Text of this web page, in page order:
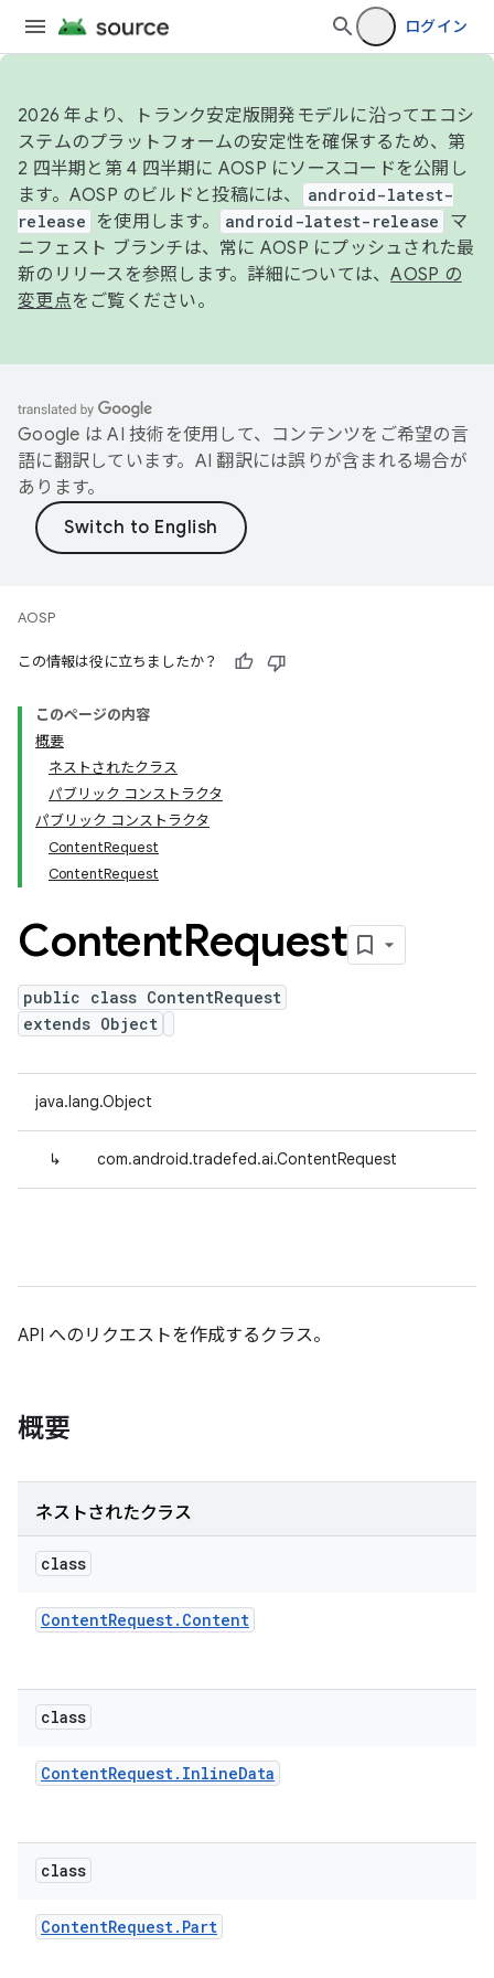
ログイン
2026 年より、トランク安定版開発モデルに沿ってエコシ
ステムのプラットフォームの安定性を確保するため、第
2 四半期と第 4 四半期に AOSP にソースコードを公開し
ます。AOSP のビルドと投稿には、
android-latest-
release
を使用します。 android-latest-release
マ
ニフェスト ブランチは、常に AOSP にプッシュされた最
新のリリースを参照します。詳細については、AOSP の
変更点をご覧ください。
Google は AI 技術を使用して、コンテンツをご希望の言
語に翻訳しています。AI 翻訳には誤りが含まれる場合が
あります。
AOSP
この情報は役に立ちましたか？
このページの内容
概要
ネストされたクラス
パブリック コンストラクタ
パブリック コンストラクタ
ContentRequest
ContentRequest
ContentRequest
public class ContentRequest
extends Object
java.lang.Object
↳ com.android.tradefed.ai.ContentRequest
API へのリクエストを作成するクラス。
概要
ネストされたクラス
class
ContentRequest. Content
class
ContentRequest. InlineData
class
ContentRequest. Part